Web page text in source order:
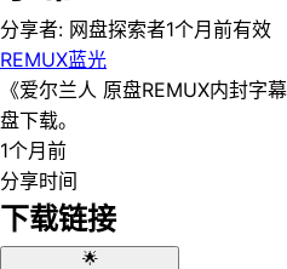
分享者: 网盘探索者1个月前有效
REMUX蓝光
《爱尔兰人 原盘REMUX内封字
盘下载。
1个月前
分享时间
下载链接
🌟